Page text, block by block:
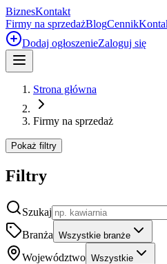
BiznesKontakt
Firmy na sprzedażBlogCennik
Dodaj ogłoszenieZaloguj się
Strona główna
Firmy na sprzedaż
Pokaż filtry
Filtry
Szukaj
Branża Wszystkie branże
Województwo Wszystkie